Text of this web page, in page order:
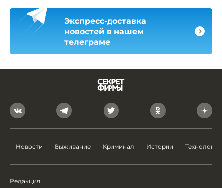
Экспресс-доставка
новостей в нашем
телеграме
Новости Выживание Криминал Истории Технологии
Редакция